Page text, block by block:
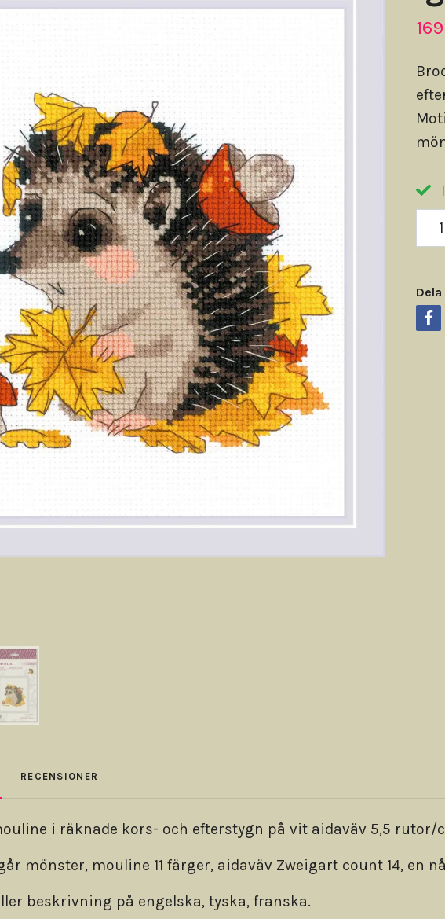
Dela
RECENSIONER
i räknade kors- och efterstygn på vit aidaväv 5,5 rutor/
mönster, mouline 11 färger, aidaväv Zweigart count 14, en
beskrivning på engelska, tyska, franska.